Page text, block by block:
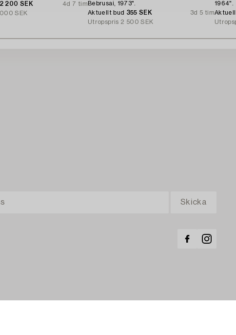
2 200 SEK
4d 7 tim
SEK
Bebrusai, 1973".
Aktuellt bud 355 SEK
3d 5 tim
Utropspris 2 500 SEK
1964".